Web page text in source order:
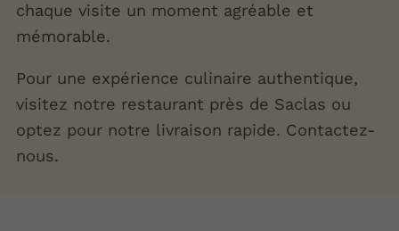
chaque visite un moment agréable et
mémorable.
Pour une expérience culinaire authentique,
visitez notre restaurant près de Saclas ou
optez pour notre livraison rapide. Contactez-
nous.